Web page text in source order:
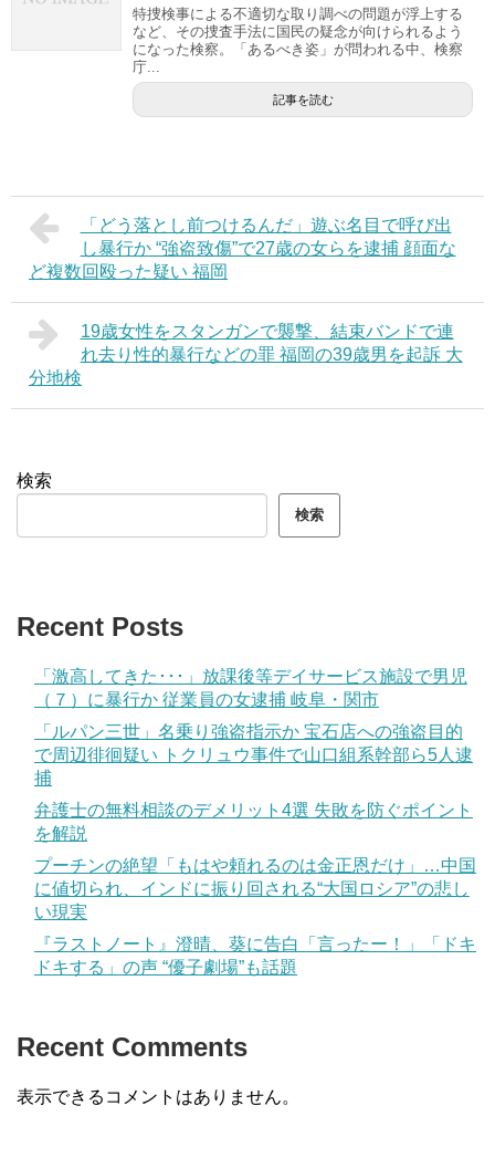
特捜検事による不適切な取り調べの問題が浮上する
など、その捜査手法に国民の疑念が向けられるよう
になった検察。「あるべき姿」が問われる中、検察
庁...
記事を読む
「どう落とし前つけるんだ」遊ぶ名目で呼び出
し暴行か “強盗致傷”で27歳の女らを逮捕 顔面な
ど複数回殴った疑い 福岡
19歳女性をスタンガンで襲撃、結束バンドで連
れ去り性的暴行などの罪 福岡の39歳男を起訴 大
分地検
検索
検索
Recent Posts
「激高してきた･･･」放課後等デイサービス施設で男児
（７）に暴行か 従業員の女逮捕 岐阜・関市
「ルパン三世」名乗り強盗指示か 宝石店への強盗目的
で周辺徘徊疑い トクリュウ事件で山口組系幹部ら5人逮
捕
弁護士の無料相談のデメリット4選 失敗を防ぐポイント
を解説
プーチンの絶望「もはや頼れるのは金正恩だけ」…中国
に値切られ、インドに振り回される“大国ロシア”の悲し
い現実
『ラストノート』澄晴、葵に告白「言ったー！」「ドキ
ドキする」の声 “優子劇場”も話題
Recent Comments
表示できるコメントはありません。